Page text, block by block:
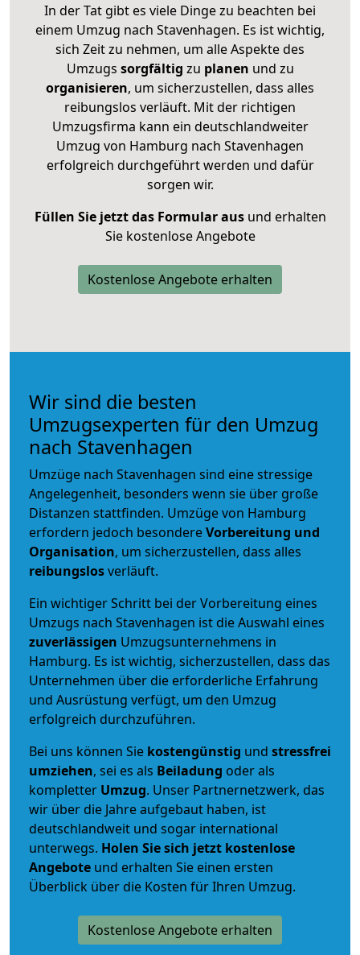
In der Tat gibt es viele Dinge zu beachten bei
einem Umzug nach Stavenhagen. Es ist wichtig,
sich Zeit zu nehmen, um alle Aspekte des
Umzugs sorgfältig zu planen und zu
organisieren, um sicherzustellen, dass alles
reibungslos verläuft. Mit der richtigen
Umzugsfirma kann ein deutschlandweiter
Umzug von Hamburg nach Stavenhagen
erfolgreich durchgeführt werden und dafür
sorgen wir.
Füllen Sie jetzt das Formular ausund erhalten
Sie kostenlose Angebote
Kostenlose Angebote erhalten
Wir sind die besten
Umzugsexperten für den Umzug
nach Stavenhagen
Umzüge nach Stavenhagen sind eine stressige
Angelegenheit, besonders wenn sie über große
Distanzen stattfinden. Umzüge von Hamburg
erfordern jedoch besondereVorbereitung und
Organisation, um sicherzustellen, dass alles
reibungslosverläuft.
Ein wichtiger Schritt bei der Vorbereitung eines
Umzugs nach Stavenhagen ist die Auswahl eines
zuverlässigen Umzugsunternehmens in
Hamburg. Es ist wichtig, sicherzustellen, dass das
Unternehmen über die erforderliche Erfahrung
und Ausrüstung verfügt, um den Umzug
erfolgreich durchzuführen.
Bei uns können Sie kostengünstig und stressfrei
umziehen, sei es als Beiladung oder als
kompletter Umzug. Unser Partnernetzwerk, das
wir über die Jahre aufgebaut haben, ist
deutschlandweit und sogar international
unterwegs. Holen Sie sich jetzt kostenlose
Angebote und erhalten Sie einen ersten
Überblick über die Kosten für Ihren Umzug.
Kostenlose Angebote erhalten